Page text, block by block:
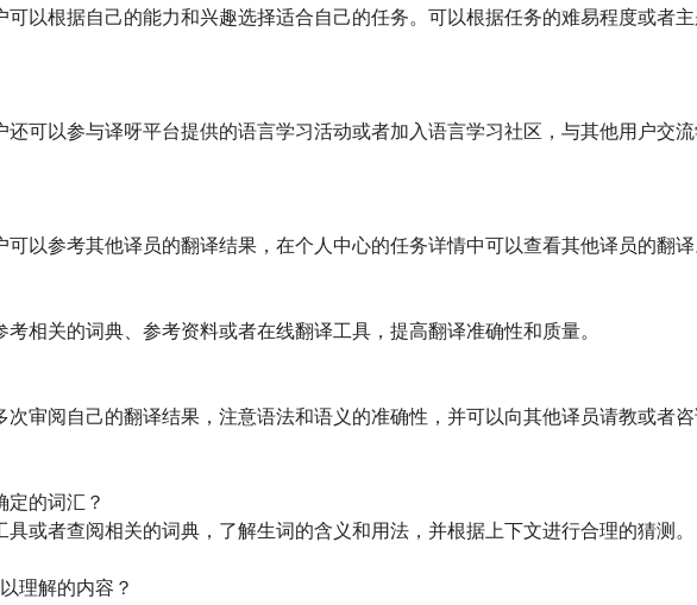
以根据自己的能力和兴趣选择适合自己的任务。可以根据任务的难易程度或者主
可以参与译呀平台提供的语言学习活动或者加入语言学习社区，与其他用户交流
以参考其他译员的翻译结果，在个人中心的任务详情中可以查看其他译员的翻译
相关的词典、参考资料或者在线翻译工具，提高翻译准确性和质量。
审阅自己的翻译结果，注意语法和语义的准确性，并可以向其他译员请教或者咨
定的词汇？
或者查阅相关的词典，了解生词的含义和用法，并根据上下文进行合理的猜测。
理解的内容？